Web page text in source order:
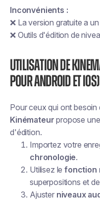
Inconvénients :
❌ La version gratuite a
❌ Outils d'édition de
Utilisation de
pour Android et iOS)
Pour ceux qui ont besoin
Kinémateur propose
d'édition.
Importez votre
chronologie.
Utilisez lefonction
superpositions et
Ajuster niveaux